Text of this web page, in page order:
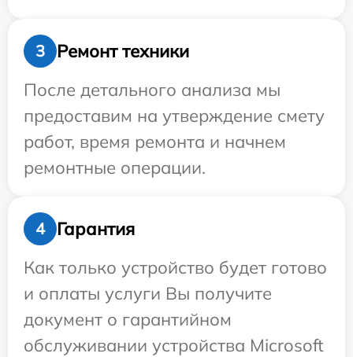
3
Ремонт техники
После детального анализа мы
предоставим на утверждение смету
работ, время ремонта и начнем
ремонтные операции.
4
Гарантия
Как только устройство будет готово
и оплаты услуги Вы получите
документ о гарантийном
обслуживании устройства Microsoft